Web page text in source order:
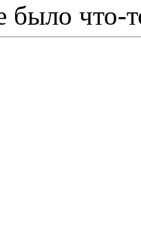
было что-